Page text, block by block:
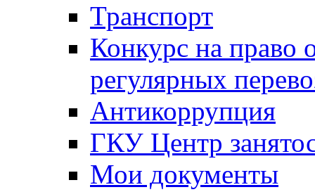
Транспорт
Конкурс на право
регулярных
Антикоррупция
ГКУ Центр
Мои документы